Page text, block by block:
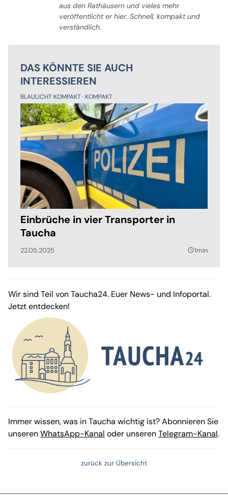
aus den Rathäusern und vieles mehr
veröffentlicht er hier. Schnell, kompakt und
verständlich.
DAS KÖNNTE SIE AUCH
INTERESSIEREN
BLAULICHT KOMPAKT KOMPAKT
Einbrüche in vier Transporter in
Taucha
22.05.2025 query_builder1min
Wir sind Teil von Taucha24. Euer News- und Infoportal.
Jetzt entdecken!
Immer wissen, was in Taucha wichtig ist? Abonnieren Sie
unserenWhatsApp-Kanal oder unserenTelegram-Kanal.
zurück zur Übersicht